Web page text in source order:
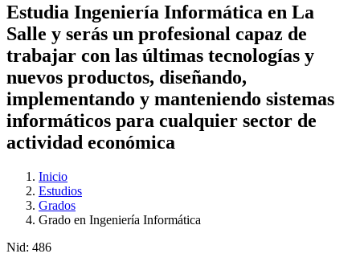
Estudia Ingeniería Informática en La
Salle y serás un profesional capaz de
trabajar con las últimas tecnologías y
nuevos productos, diseñando,
implementando y manteniendo sistemas
informáticos para cualquier sector de
actividad económica
Inicio
Estudios
Grados
Grado en Ingeniería Informática
Nid: 486